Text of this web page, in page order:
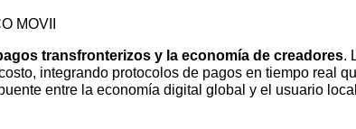
MOVII
transfronterizos y la economía de creadores.
integrando protocolos de pagos en tiempo real
entre la economía digital global y el usuario